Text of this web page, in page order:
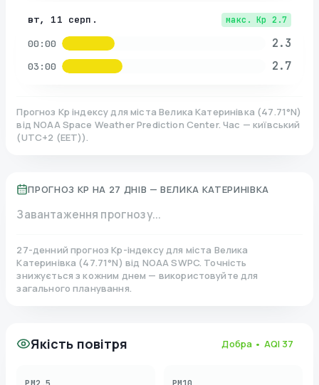
вт, 11 серп. макс. Kp 2.7
00:00 2.3
03:00 2.7
Прогноз Kp індексу для міста Велика Катеринівка (47.71°N)
від NOAA Space Weather Prediction Center. Час — київський
(UTC+2 (EET)).
ПРОГНОЗ KP НА 27 ДНІВ — ВЕЛИКА КАТЕРИНІВКА
Завантаження прогнозу...
27-денний прогноз Kp-індексу для міста Велика
Катеринівка (47.71°N) від NOAA SWPC. Точність
знижується з кожним днем — використовуйте для
загального планування.
Якість повітря Добра • AQI 37